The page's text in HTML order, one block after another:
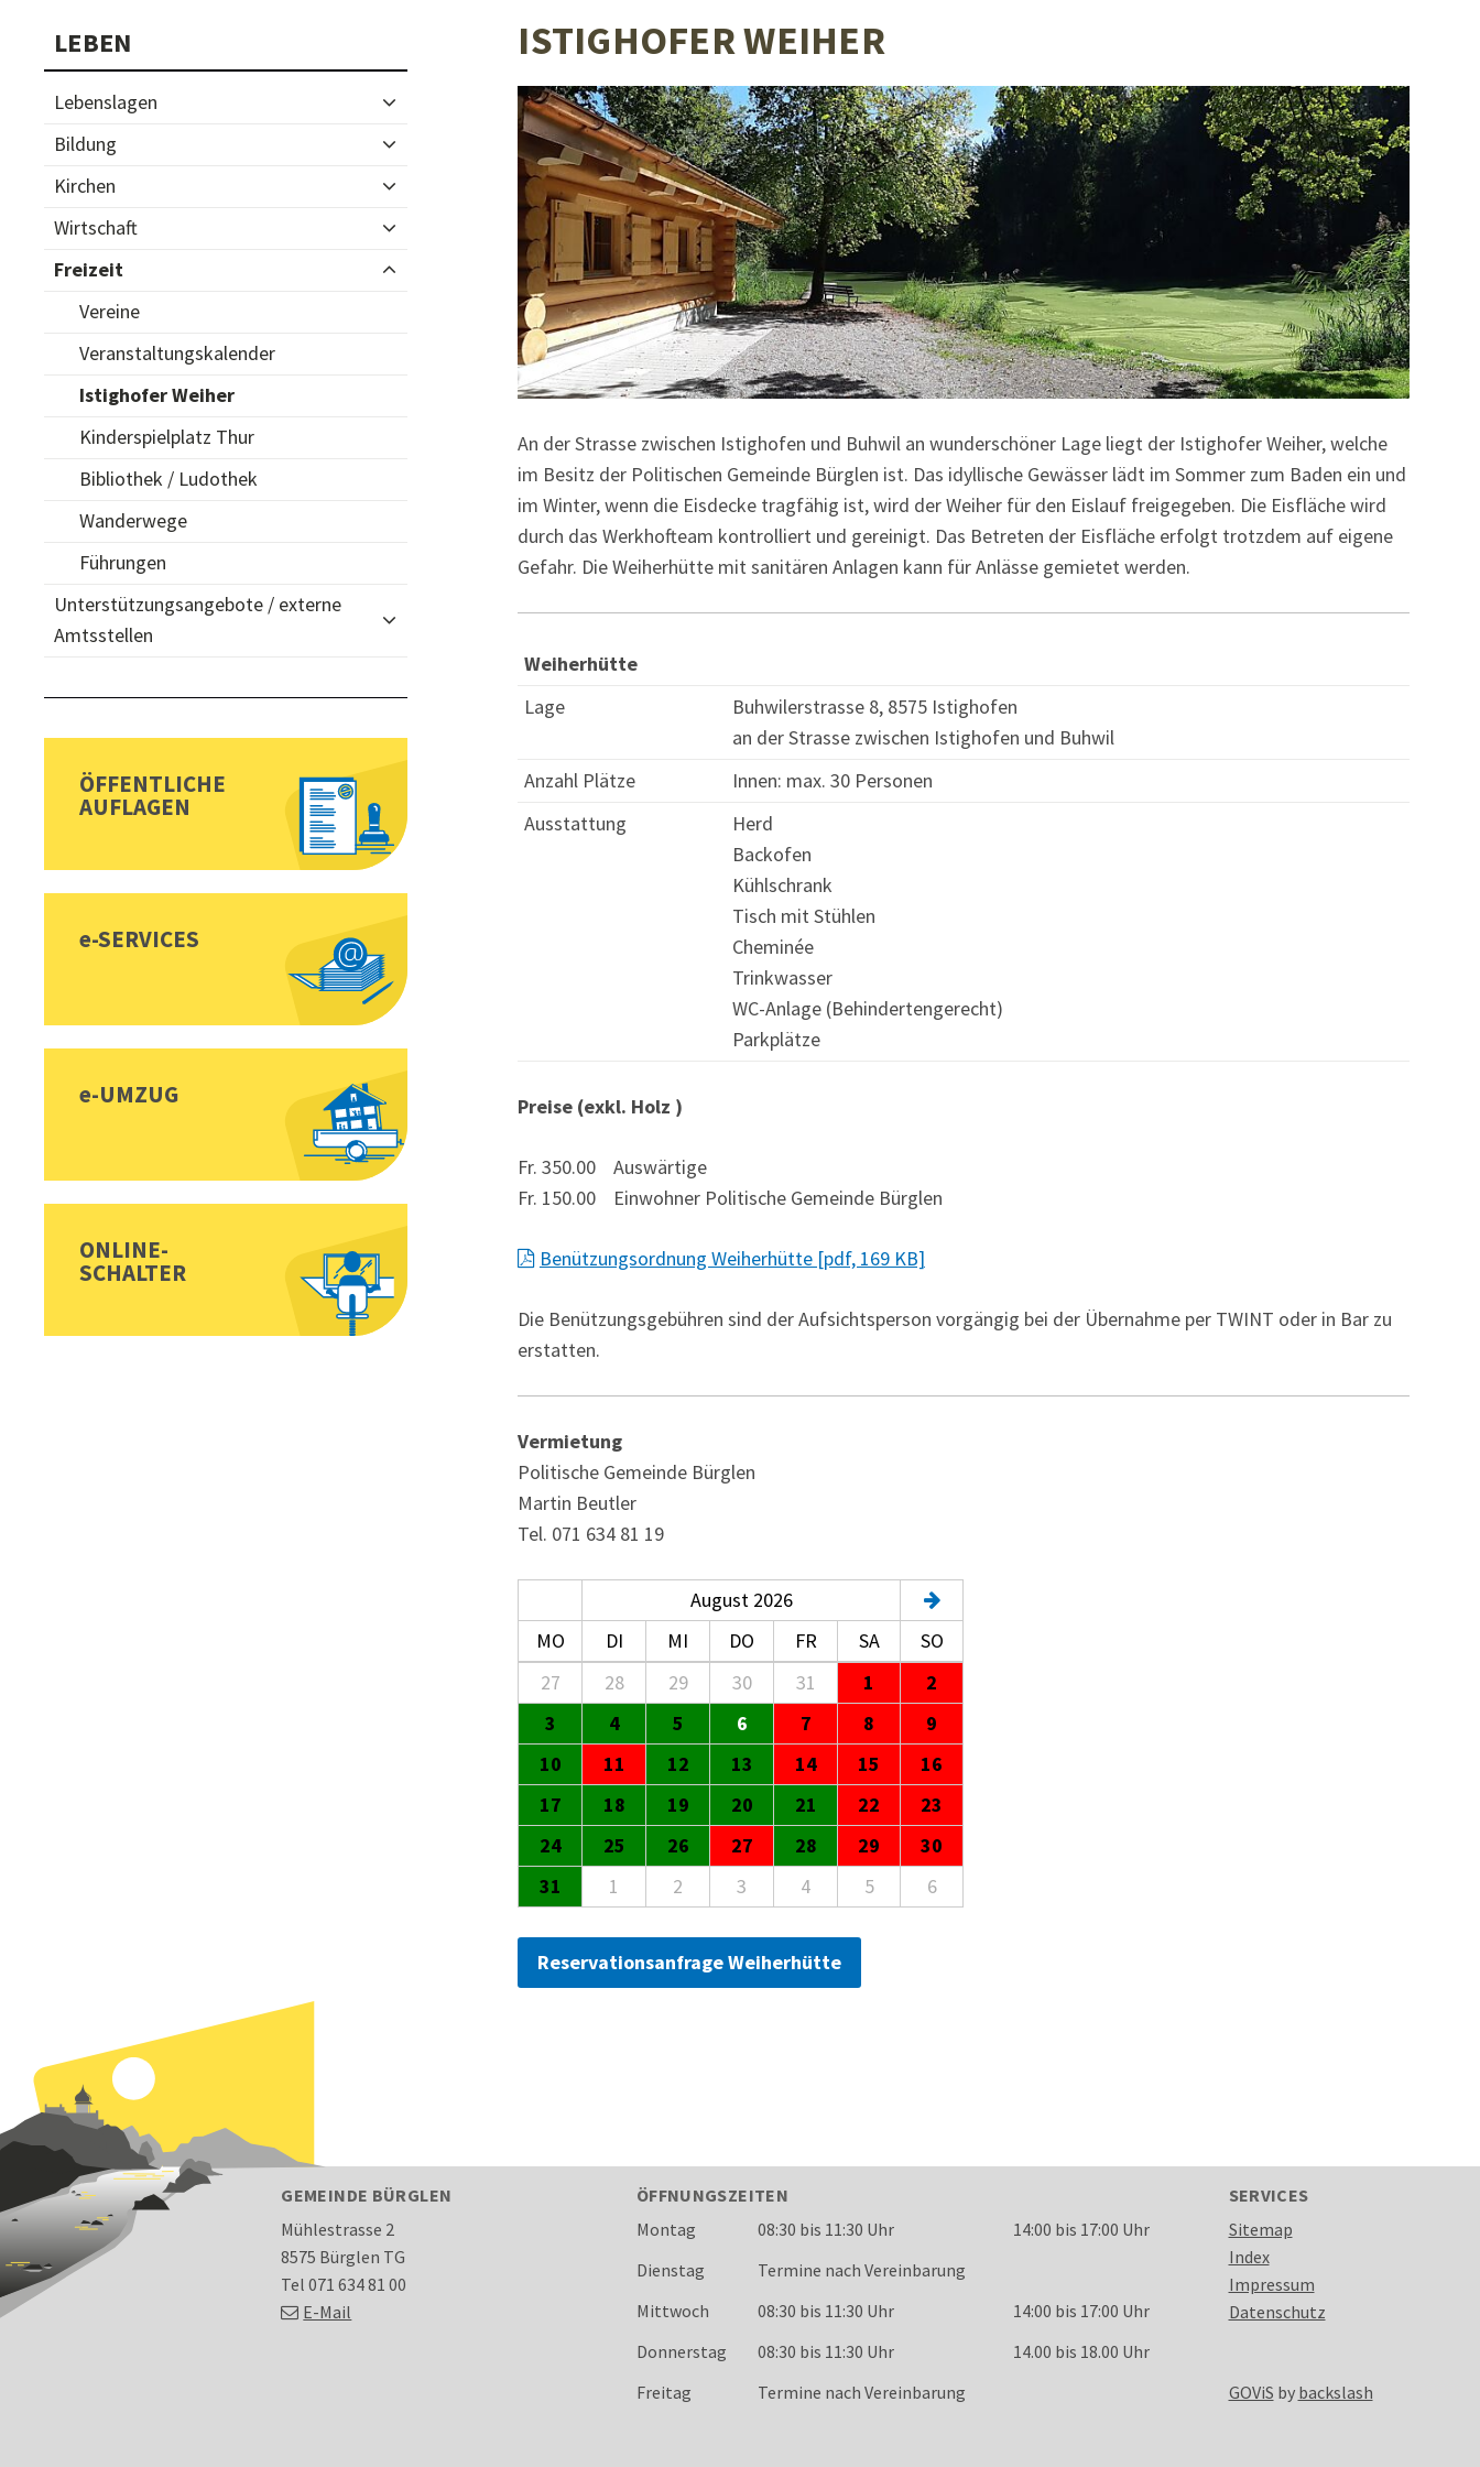
Subnavigation
LEBEN
Lebenslagen
Bildung
Kirchen
Wirtschaft
Freizeit
Vereine
Veranstaltungskalender
Istighofer Weiher
Kinderspielplatz Thur
Bibliothek / Ludothek
Wanderwege
Führungen
Unterstützungsangebote / externe
Amtsstellen
ISTIGHOFER WEIHER
An der Strasse zwischen Istighofen und Buhwil an wunderschöner Lage liegt der Istighofer Weiher, welche
im Besitz der Politischen Gemeinde Bürglen ist. Das idyllische Gewässer lädt im Sommer zum Baden ein und
im Winter, wenn die Eisdecke tragfähig ist, wird der Weiher für den Eislauf freigegeben. Die Eisfläche wird
durch das Werkhofteam kontrolliert und gereinigt. Das Betreten der Eisfläche erfolgt trotzdem auf eigene
Gefahr. Die Weiherhütte mit sanitären Anlagen kann für Anlässe gemietet werden.
Weiherhütte
Lage
Buhwilerstrasse 8, 8575 Istighofen
an der Strasse zwischen Istighofen und Buhwil
Anzahl Plätze
Innen: max. 30 Personen
Ausstattung
Herd
Backofen
Kühlschrank
Tisch mit Stühlen
Cheminée
Trinkwasser
WC-Anlage (Behindertengerecht)
Parkplätze
Preise (exkl. Holz )
Fr. 350.00 Auswärtige
Fr. 150.00 Einwohner Politische Gemeinde Bürglen
Benützungsordnung Weiherhütte [pdf, 169 KB]
Die Benützungsgebühren sind der Aufsichtsperson vorgängig bei der Übernahme per TWINT oder in Bar zu
erstatten.
Vermietung
Politische Gemeinde Bürglen
Martin Beutler
Tel. 071 634 81 19
Monatskalender zur Anzeige der Verfügbarkeit pro Tag.
August 2026
MO
DI MI DO FR SA
SO
27
28 29 30 31 1
2
3
4 5 6 7 8
9
10
11 12 13 14 15
16
17
18 19 20 21 22
23
24
25 26 27 28 29
30
31
1 2 3 4 5 6
Reservationsanfrage Weiherhütte
ÖFFENTLICHE
AUFLAGEN
e-SERVICES
e-UMZUG
ONLINE-
SCHALTER
FOOTER
GEMEINDE BÜRGLEN
Mühlestrasse 2
8575 Bürglen TG
Tel 071 634 81 00
E-Mail
ÖFFNUNGSZEITEN
Wochentag
Öffnungszeiten
Montag 08:30 bis 11:30 Uhr
14:00 bis 17:00 Uhr
Dienstag
Termine nach Vereinbarung
Mittwoch
08:30 bis 11:30 Uhr
14:00 bis 17:00 Uhr
Donnerstag
08:30 bis 11:30 Uhr
14.00 bis 18.00 Uhr
Freitag
Termine nach Vereinbarung
SERVICES
Sitemap
Index
Impressum
Datenschutz
GOViS by backslash